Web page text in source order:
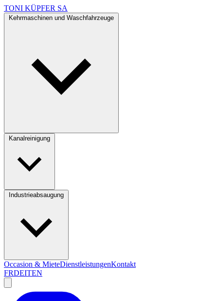
TONI KÜPFER SA
Occasion & MieteDienstleistungenKontakt
FRDEITEN